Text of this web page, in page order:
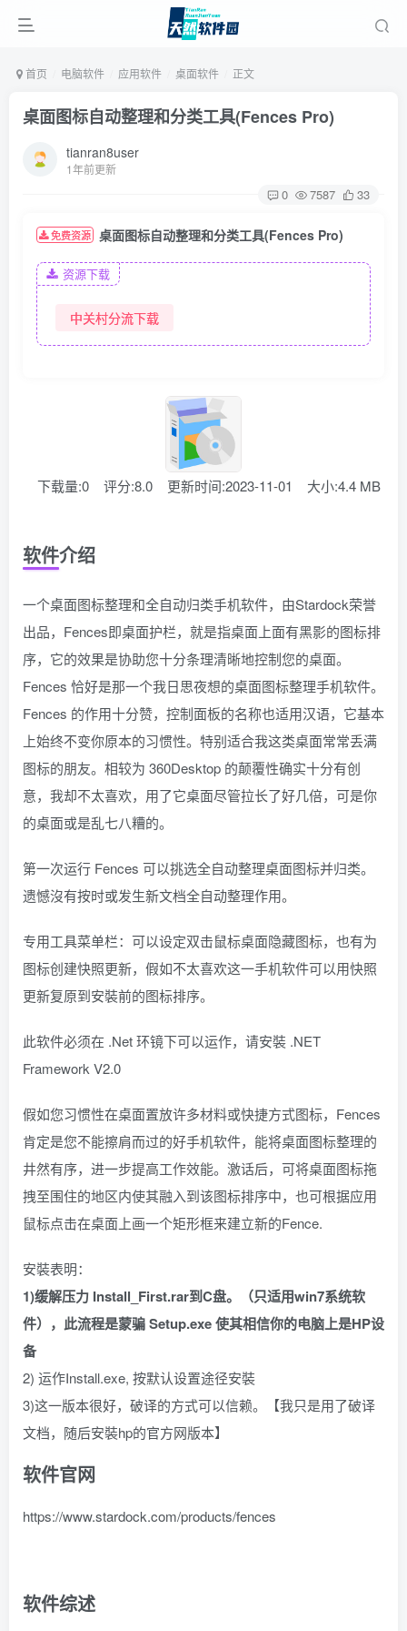
首页 电脑软件 应用软件 桌面软件 正文
桌面图标自动整理和分类工具(Fences Pro)
tianran8user
1年前更新
0 7587 33
免费资源 桌面图标自动整理和分类工具(Fences Pro)
资源下载
中关村分流下载
下载量:0 评分:8.0 更新时间:2023-11-01 大小:4.4 MB
软件介绍
一个桌面图标整理和全自动归类手机软件，由Stardock荣誉
出品，Fences即桌面护栏，就是指桌面上面有黑影的图标排
序，它的效果是协助您十分条理清晰地控制您的桌面。
Fences 恰好是那一个我日思夜想的桌面图标整理手机软件。
Fences 的作用十分赞，控制面板的名称也适用汉语，它基本
上始终不变你原本的习惯性。特别适合我这类桌面常常丢满
图标的朋友。相较为 360Desktop 的颠覆性确实十分有创
意，我却不太喜欢，用了它桌面尽管拉长了好几倍，可是你
的桌面或是乱七八糟的。
第一次运行 Fences 可以挑选全自动整理桌面图标并归类。
遗憾沒有按时或发生新文档全自动整理作用。
专用工具菜单栏：可以设定双击鼠标桌面隐藏图标，也有为
图标创建快照更新，假如不太喜欢这一手机软件可以用快照
更新复原到安裝前的图标排序。
此软件必须在 .Net 环镜下可以运作，请安裝 .NET
Framework V2.0
假如您习惯性在桌面置放许多材料或快捷方式图标，Fences
肯定是您不能擦肩而过的好手机软件，能将桌面图标整理的
井然有序，进一步提高工作效能。激话后，可将桌面图标拖
拽至围住的地区内使其融入到该图标排序中，也可根据应用
鼠标点击在桌面上画一个矩形框来建立新的Fence.
安裝表明：
1)缓解压力 Install_First.rar到C盘。（只适用win7系统软
件），此流程是蒙骗 Setup.exe 使其相信你的电脑上是HP设
备
2) 运作Install.exe, 按默认设置途径安裝
3)这一版本很好，破译的方式可以信赖。【我只是用了破译
文档，随后安裝hp的官方网版本】
软件官网
https://www.stardock.com/products/fences
软件综述